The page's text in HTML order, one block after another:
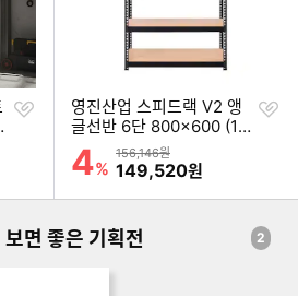
찜
영진산업 스피드랙 V2 앵
글선반 6단 800x600 (18
0cm(높이))
할인률
4%
상품금액
156,146원
할인금액
149,520원
찜
보면 좋은 기획전 2